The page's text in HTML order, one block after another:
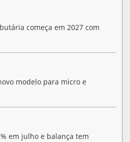
começa em 2027 com
modelo para micro e
em julho e balança tem